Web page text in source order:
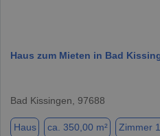
Haus zum Mieten in Bad
Bad Kissingen, 97688
Haus ca. 350,00 m² Zimmer